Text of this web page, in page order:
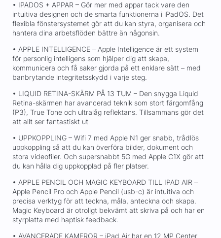
• IPADOS + APPAR – Gör mer med appar tack vare den
intuitiva designen och de smarta funktionerna i iPadOS. Det
flexibla fönstersystemet gör att du kan styra, organisera och
hantera dina arbetsflöden bättre än någonsin.
• APPLE INTELLIGENCE – Apple Intelligence är ett system
för personlig intelligens som hjälper dig att skapa,
kommunicera och få saker gjorda på ett enklare sätt – med
banbrytande integritetsskydd i varje steg.
• LIQUID RETINA-SKÄRM PÅ 13 TUM – Den snygga Liquid
Retina-skärmen har avancerad teknik som stort färgomfång
(P3), True Tone och ultralåg reflektans. Tillsammans gör det
att allt ser fantastiskt ut
• UPPKOPPLING – Wifi 7 med Apple N1 ger snabb, trådlös
uppkoppling så att du kan överföra bilder, dokument och
stora videofiler. Och supersnabbt 5G med Apple C1X gör att
du kan hålla dig uppkopplad på fler platser.
• APPLE PENCIL OCH MAGIC KEYBOARD TILL IPAD AIR –
Apple Pencil Pro och Apple Pencil (usb-c) är intuitiva och
precisa verktyg för att teckna, måla, anteckna och skapa.
Magic Keyboard är otroligt bekvämt att skriva på och har en
styrplatta med haptisk feedback.
• AVANCERADE KAMEROR – iPad Air har en 12 MP Center